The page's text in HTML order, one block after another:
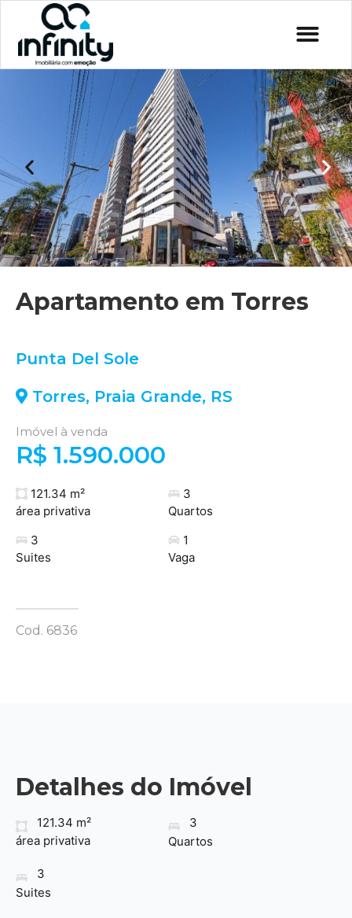
Apartamento em Torres
Punta Del Sole
Torres, Praia Grande, RS
Imóvel à venda
R$ 1.590.000
121.34 m²
área privativa
3
Quartos
3
Suites
1
Vaga
Cod. 6836
Detalhes do Imóvel
121.34 m²
área privativa
3
Quartos
3
Suites